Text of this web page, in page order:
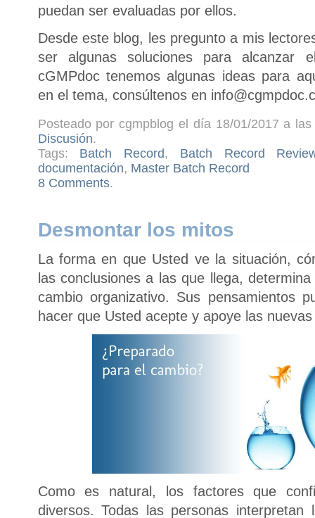
puedan ser evaluadas por ellos.
Desde este blog, les pregunto a mis
ser algunas soluciones para alcanzar
cGMPdoc tenemos algunas ideas para
en el tema, consúltenos en
Posteado por cgmpblog el día 18/01/2017 a
Discusión.
Tags: Batch Record, Batch Record
documentación, Master Batch Record
8 Comments.
Desmontar los mitos
La forma en que Usted ve la situación,
las conclusiones a las que llega,
cambio organizativo. Sus pensamientos
hacer que Usted acepte y apoye las
Como es natural, los factores que
diversos. Todas las personas